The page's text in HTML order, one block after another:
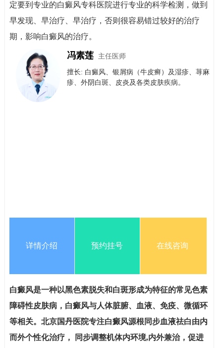
定要到专业的白癜风专科医院进行专业的科学检测，做到
早发现、早治疗、早治疗，否则很容易错过较好的治疗
期，影响白癜风的治疗。
冯素莲 主任医师
擅长: 白癜风、银屑病（牛皮癣）​及​湿疹、荨麻
疹、外阴白斑、皮炎及各类皮肤疾病。
详情介绍 预约挂号 在线咨询
白癜风是一种以黑色素脱失和白斑形成为特征的常见色素
障碍性皮肤病，白癜风与人体脏腑、血液、免疫、微循环
等相关。北京国丹医院专注白癜风源根同步血液祛白由内
而外个性化治疗， 同步调整机体内环境,内外兼治，促进